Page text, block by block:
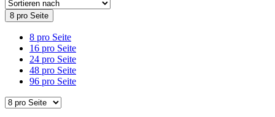
8 pro Seite
8 pro Seite
16 pro Seite
24 pro Seite
48 pro Seite
96 pro Seite